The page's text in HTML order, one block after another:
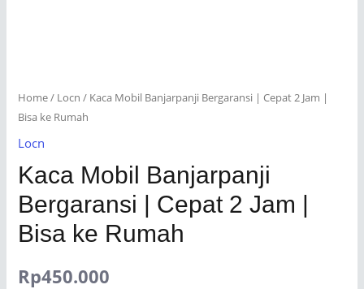
Home/ Locn / Kaca Mobil Banjarpanji Bergaransi | Cepat 2 Jam |
Bisa ke Rumah
Locn
Kaca Mobil Banjarpanji
Bergaransi | Cepat 2 Jam |
Bisa ke Rumah
Rp450.000